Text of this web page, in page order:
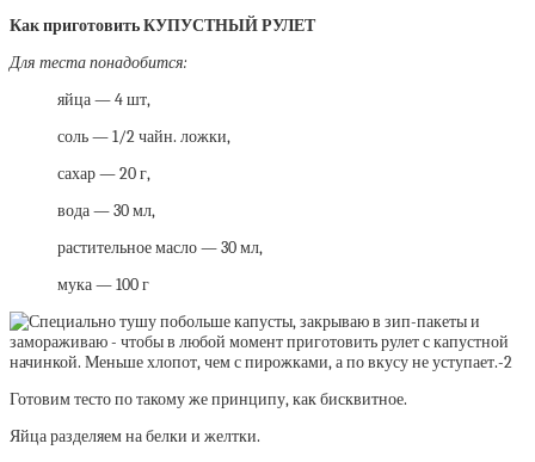
Как приготовить КУПУСТНЫЙ РУЛЕТ
Для теста понадобится:
яйца — 4 шт,
соль — 1/2 чайн. ложки,
сахар — 20 г,
вода — 30 мл,
растительное масло — 30 мл,
мука — 100 г
Готовим тесто по такому же принципу, как бисквитное.
Яйца разделяем на белки и желтки.